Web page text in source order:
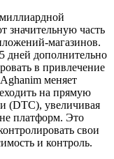
значительную часть
магазинов.
дней дополнительно
в привлечение
меняет
на прямую
(DTC), увеличивая
платформ. Это
свои
и контроль.